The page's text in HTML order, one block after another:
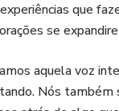
que
se
aquela voz
Nós também